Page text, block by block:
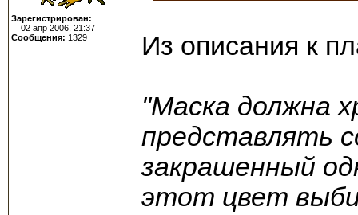
Зарегистрирован:
02 апр 2006, 21:37
Сообщения: 1329 Из описания к
"Маска должна
представлять
закрашенный
этот цвет